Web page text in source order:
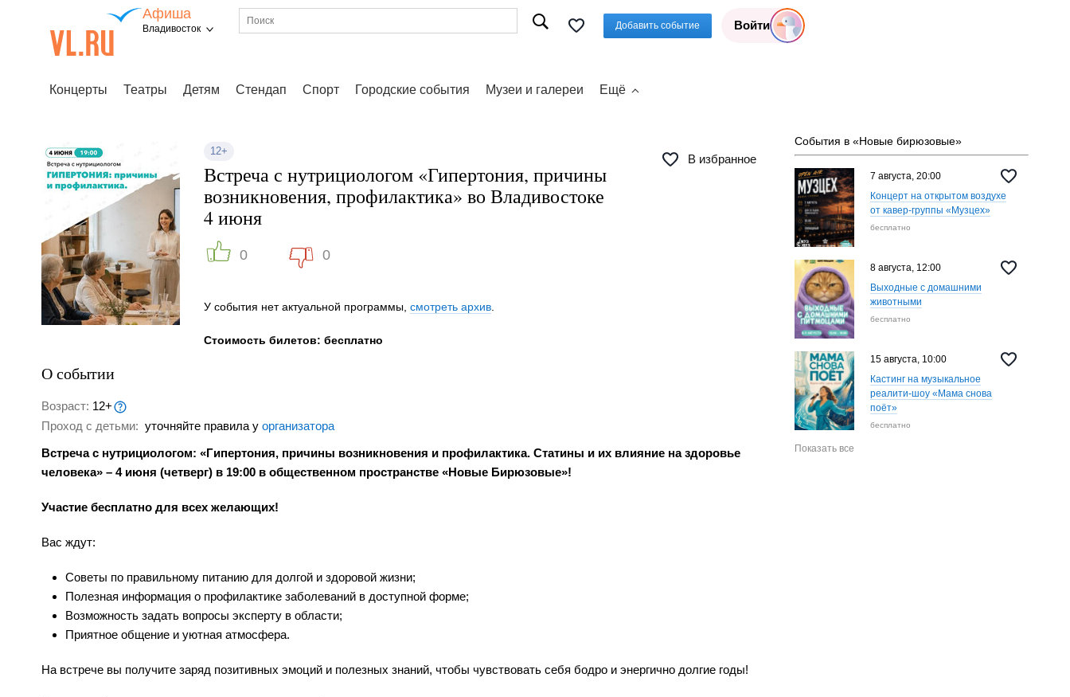
Афиша
Владивосток Добавить событие Войти
Концерты Театры Детям Стендап Спорт Городские события Музеи и галереи Ещё
12+
В избранное
Встреча с нутрициологом «Гипертония, причины
возникновения, профилактика» во Владивостоке
4 июня
0 0
У события нет актуальной программы, смотреть архив
Стоимость билетов: бесплатно
О событии
Возраст: 12+
Проход с детьми: уточняйте правила у организатора
Встреча с нутрициологом: «Гипертония, причины возникновения и профилактика. Статины и их влияние на здоровье
человека» – 4 июня (четверг) в 19:00 в общественном пространстве «Новые Бирюзовые»!
Участие бесплатно для всех желающих!
Вас ждут:
Советы по правильному питанию для долгой и здоровой жизни;
Полезная информация о профилактике заболеваний в доступной форме;
Возможность задать вопросы эксперту в области;
Приятное общение и уютная атмосфера.
На встрече вы получите заряд позитивных эмоций и полезных знаний, чтобы чувствовать себя бодро и энергично долгие годы!
События в «Новые бирюзовые»
7 августа, 20:00
Концерт на открытом воздухе
от кавер-группы «‎Музцех»
бесплатно
8 августа, 12:00
Выходные с домашними
животными
бесплатно
15 августа, 10:00
Кастинг на музыкальное
реалити-шоу «‎Мама снова
поёт»
бесплатно
Показать все